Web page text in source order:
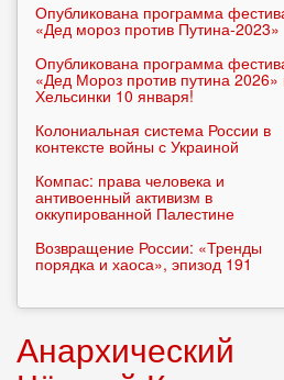
Опубликована программа
«Дед мороз против Путина-2023»
Опубликована программа
«Дед Мороз против путина 2026»
Хельсинки 10 января!
Колониальная система России в
контексте войны с Украиной
Компас: права человека и
антивоенный активизм в
оккупированной Палестине
Возвращение России: «Тренды
порядка и хаоса», эпизод 191
Анархический